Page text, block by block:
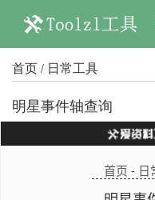
首页 / 日常工具
明星事件轴查询